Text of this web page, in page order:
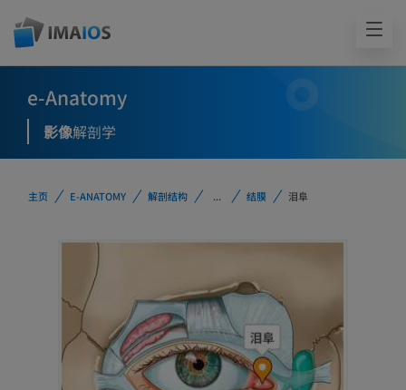
e-Anatomy
影像解剖学
主页 E-ANATOMY 解剖结构 ... 结膜 泪阜